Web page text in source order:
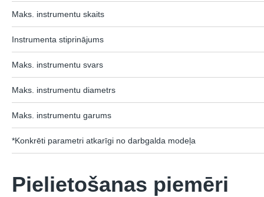
Maks. instrumentu skaits
Instrumenta stiprinājums
Maks. instrumentu svars
Maks. instrumentu diametrs
Maks. instrumentu garums
*Konkrēti parametri atkarīgi no darbgalda modeļa
Pielietošanas piemēri